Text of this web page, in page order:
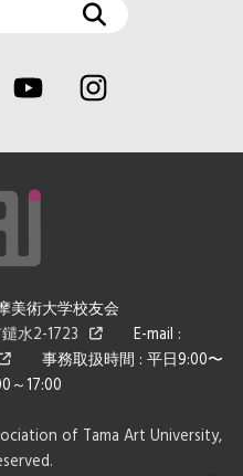
術大学校友会
水2-1723
E-mail :
事務取扱時間 : 平日9:00〜
～17:00
of Tama Art University,